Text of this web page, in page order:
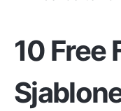
10 Free